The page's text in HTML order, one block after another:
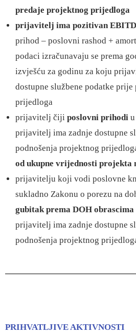
predaje projektnog prijedloga
prijavitelj ima pozitivan
prihod – poslovni rashod +
podaci izračunavaju se prema
izvješću za godinu za koju
dostupne službene podatke
prijedloga
prijavitelj čiji poslovni prihodi
prijavitelj ima zadnje dostupne
podnošenja projektnog
od ukupne vrijednosti
prijavitelju koji vodi poslovne
sukladno Zakonu o porezu na
gubitak prema DOH obrascima
prijavitelj ima zadnje dostupne
podnošenja projektnog
PRIHVATLJIVE AKTIVNOSTI